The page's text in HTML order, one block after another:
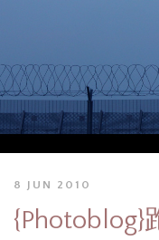
8 JUN 2010
{Photoblog}